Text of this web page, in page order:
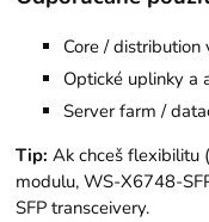
Core /
Optické uplinky a
Server farm /
Tip: Ak chceš flexibilitu
modulu, WS-X6748-
SFP transceivery.